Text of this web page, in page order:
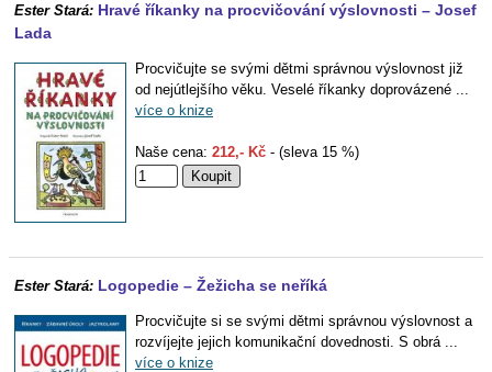
Ester Stará: Hravé říkanky na procvičování výslovnosti – Josef
Lada
Procvičujte se svými dětmi správnou výslovnost již
od nejútlejšího věku. Veselé říkanky doprovázené ...
více o knize
Naše cena: 212,- Kč - (sleva 15 %)
Ester Stará: Logopedie – Žežicha se neříká
Procvičujte si se svými dětmi správnou výslovnost a
rozvíjejte jejich komunikační dovednosti. S obrá ...
více o knize